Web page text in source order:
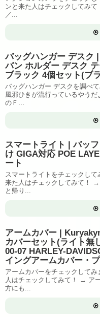
ンと来た人はチェックしてみ
／...
バッグハンガー デスク
バン ホルダー デスク
ブラック 4個セット(ブ
バッグハンガー デスクを調べ
風邪ひきが流行っているやう
のＦ...
スマートライト | バッ
け GIGA対応 POE
ート
スマートライトをチェックし
来た人はチェックしてみて！
と帰り...
アームカバー |
カバーセット(ライト無
00-07 HARLEY-
イングアームカバー・
アームカバーをチェックして
人はチェックしてみて！ → ア
方にも...